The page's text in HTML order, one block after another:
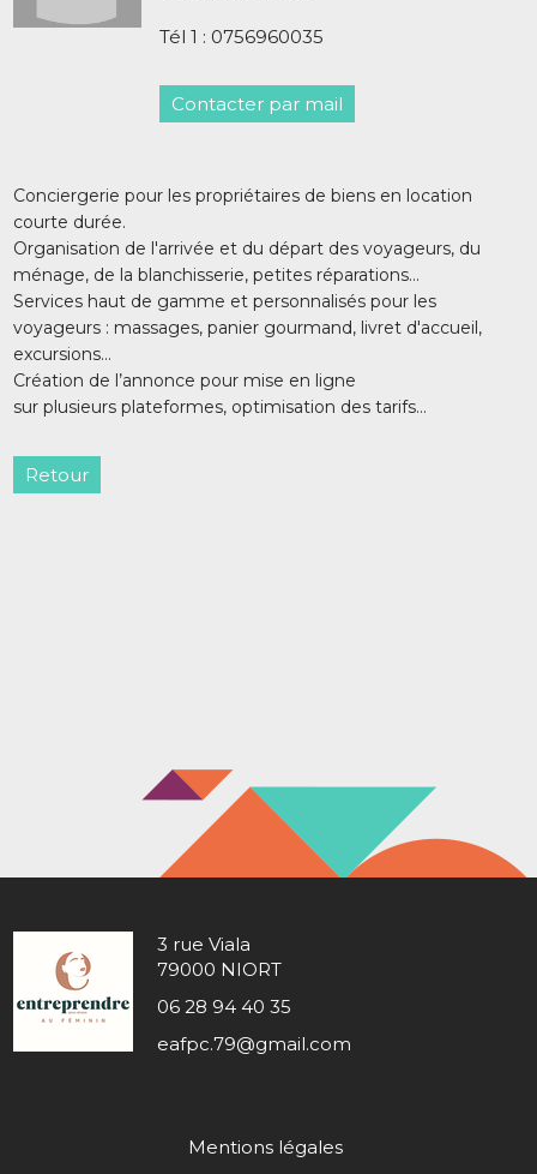
Tél 1 : 0756960035
Contacter par mail
Conciergerie pour les propriétaires de biens en location
courte durée.
Organisation de l'arrivée et du départ des voyageurs, du
ménage, de la blanchisserie, petites réparations...
Services haut de gamme et personnalisés pour les
voyageurs : massages, panier gourmand, livret d'accueil,
excursions...
Création de l’annonce pour mise en ligne
sur plusieurs plateformes, optimisation des tarifs…
Retour
3 rue Viala
79000 NIORT
06 28 94 40 35
eafpc.79@gmail.com
Mentions légales